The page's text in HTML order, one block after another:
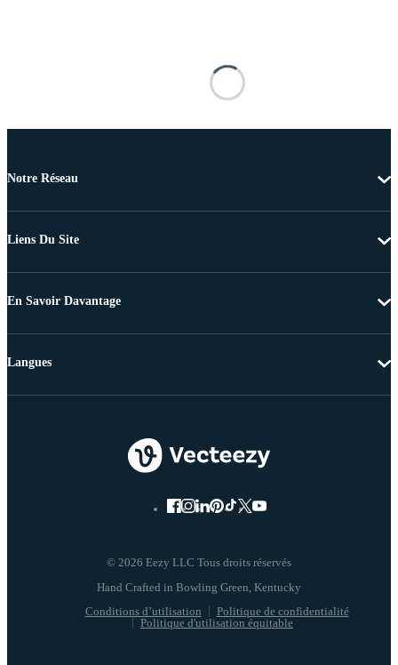
Notre Réseau
Liens Du Site
En Savoir Davantage
© 2026 Eezy LLC Tous droits réservés
Conditions d’utilisation
Politique de confidentialité
Politique d'utilisation équitable
Langues